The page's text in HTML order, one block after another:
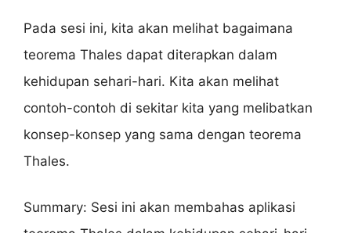
Pada sesi ini, kita akan melihat bagaimana
teorema Thales dapat diterapkan dalam
kehidupan sehari-hari. Kita akan melihat
contoh-contoh di sekitar kita yang melibatkan
konsep-konsep yang sama dengan teorema
Thales.
Summary: Sesi ini akan membahas aplikasi